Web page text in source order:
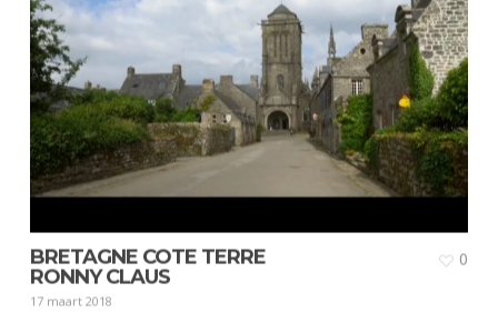
BRETAGNE COTE TERRE
RONNY CLAUS
17 maart 2018
0